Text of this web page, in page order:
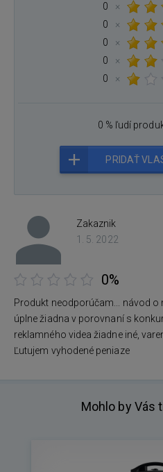
0
×
0
×
0
×
0
×
0
×
0 % ľudí
PRIDAŤ
Zakaznik
1. 5. 2022
0%
Produkt neodporúčam... návod
úplne žiadna v porovnaní s
reklamného videa žiadne iné,
Ľutujem vyhodené peniaze
Mohlo by Vás